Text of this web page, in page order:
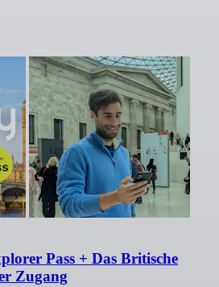
Pass + Das Britische
Zugang